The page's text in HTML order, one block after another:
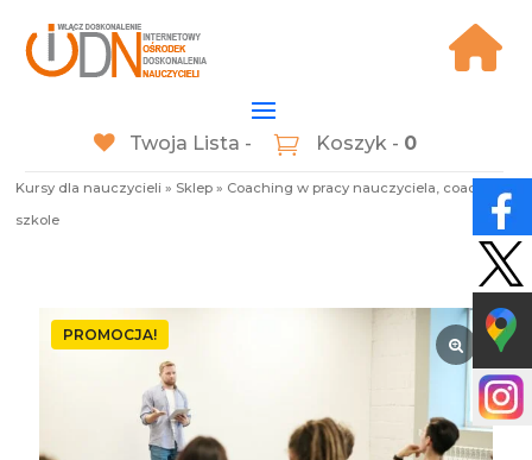
Twoja Lista - Koszyk - 0
Kursy dla nauczycieli » Sklep » Coaching w pracy nauczyciela, coaching w
szkole
PROMOCJA!